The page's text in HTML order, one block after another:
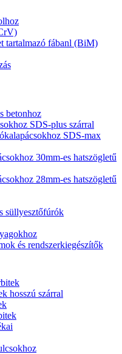
tartalmazó fábanl (BiM)
betonhoz
SDS-plus szárral
SDS-max
30mm-es hatszögletű
28mm-es hatszögletű
süllyesztőfúrók
és rendszerkiegészítők
hosszú szárral